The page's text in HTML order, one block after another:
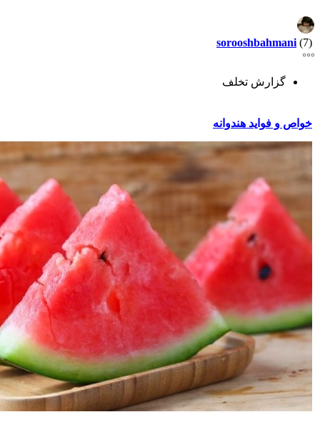
sorooshbahmani (7)
گزارش تخلف
خواص و فواید هندوانه